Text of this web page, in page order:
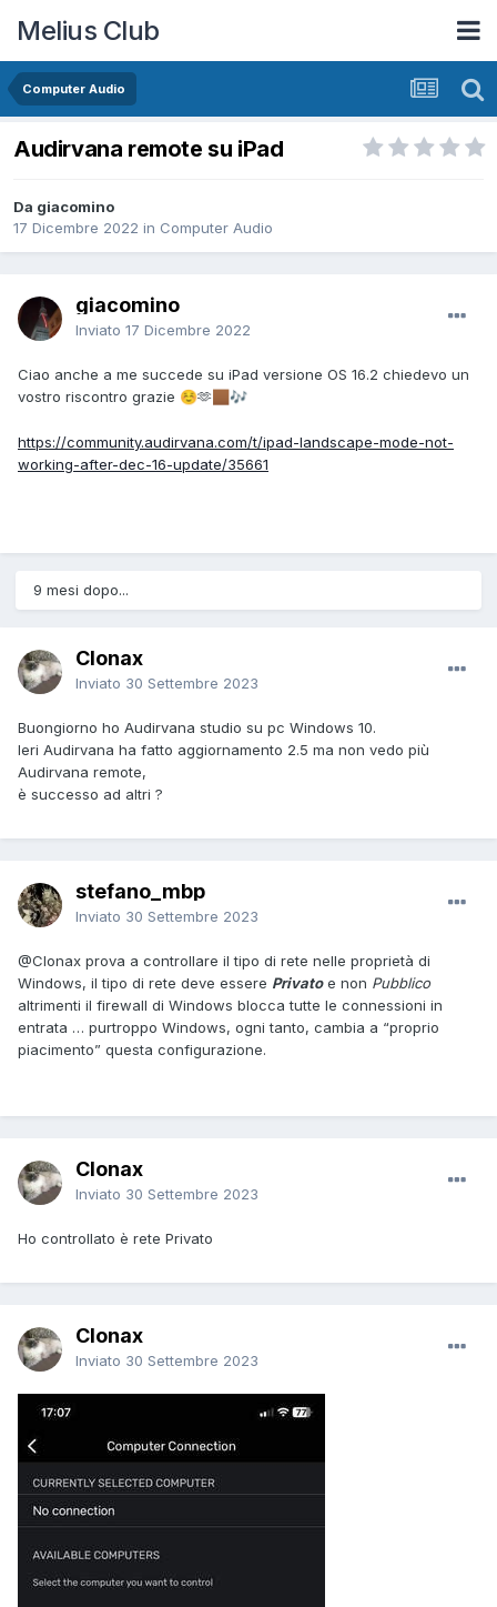
Melius Club
Computer Audio
Audirvana remote su iPad
Da giacomino
17 Dicembre 2022 in Computer Audio
giacomino
Inviato 17 Dicembre 2022
Ciao anche a me succede su iPad versione OS 16.2 chiedevo un
vostro riscontro grazie ☺️🫶 🎶
https://community.audirvana.com/t/ipad-landscape-mode-not-
working-after-dec-16-update/35661
9 mesi dopo...
Clonax
Inviato 30 Settembre 2023
Buongiorno ho Audirvana studio su pc Windows 10.
Ieri Audirvana ha fatto aggiornamento 2.5 ma non vedo più
Audirvana remote,
è successo ad altri ?
stefano_mbp
Inviato 30 Settembre 2023
@Clonax prova a controllare il tipo di rete nelle proprietà di
Windows, il tipo di rete deve essere Privatoe non Pubblico
altrimenti il firewall di Windows blocca tutte le connessioni in
entrata … purtroppo Windows, ogni tanto, cambia a “proprio
piacimento” questa configurazione.
Clonax
Inviato 30 Settembre 2023
Ho controllato è rete Privato
Clonax
Inviato 30 Settembre 2023